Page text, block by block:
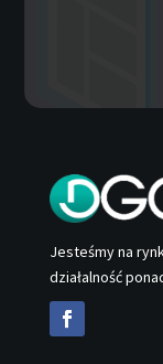
Jesteśmy na
działalność